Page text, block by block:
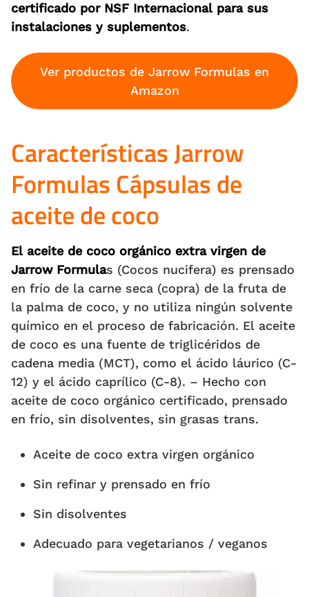
certificado por NSF Internacional para sus
instalaciones y suplementos.
Ver productos de Jarrow Formulas en
Amazon
Características Jarrow
Formulas Cápsulas de
aceite de coco
El aceite de coco orgánico extra virgen de
Jarrow Formulas (Cocos nucifera) es prensado
en frío de la carne seca (copra) de la fruta de
la palma de coco, y no utiliza ningún solvente
químico en el proceso de fabricación. El aceite
de coco es una fuente de triglicéridos de
cadena media (MCT), como el ácido láurico (C-
12) y el ácido caprílico (C-8). – Hecho con
aceite de coco orgánico certificado, prensado
en frío, sin disolventes, sin grasas trans.
Aceite de coco extra virgen orgánico
Sin refinar y prensado en frío
Sin disolventes
Adecuado para vegetarianos / veganos